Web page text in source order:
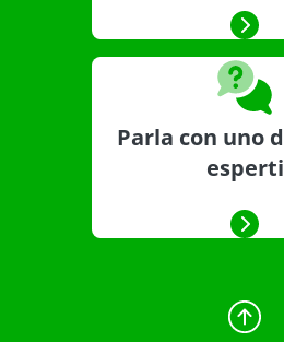
Parla con uno
esperti